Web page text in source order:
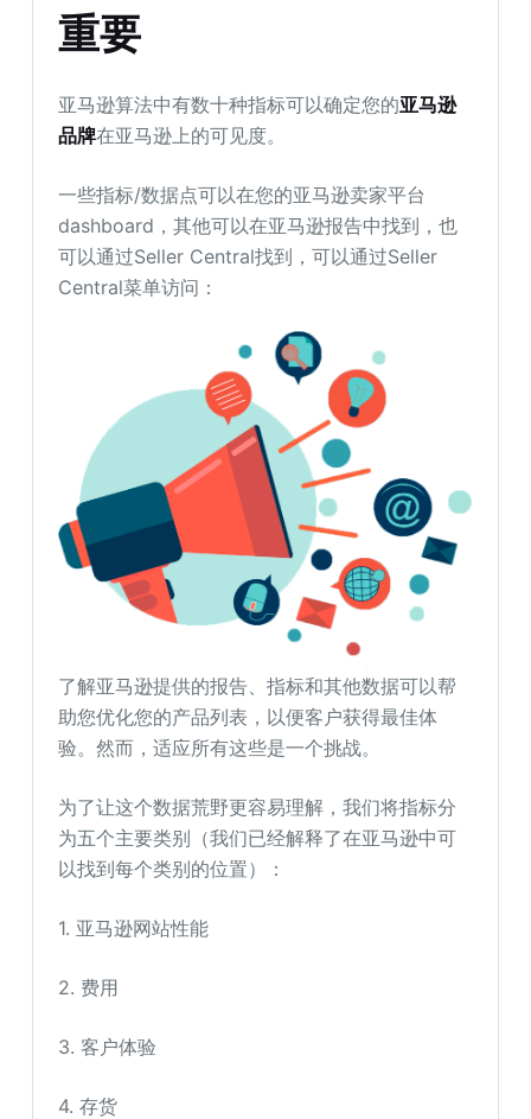
重要
亚马逊算法中有数十种指标可以确定您的亚马逊
品牌在亚马逊上的可见度。
一些指标/数据点可以在您的亚马逊卖家平台
dashboard，其他可以在亚马逊报告中找到，也
可以通过Seller Central找到，可以通过Seller
Central菜单访问：
了解亚马逊提供的报告、指标和其他数据可以帮
助您优化您的产品列表，以便客户获得最佳体
验。然而，适应所有这些是一个挑战。
为了让这个数据荒野更容易理解，我们将指标分
为五个主要类别（我们已经解释了在亚马逊中可
以找到每个类别的位置）：
1. 亚马逊网站性能
2. 费用
3. 客户体验
4. 存货